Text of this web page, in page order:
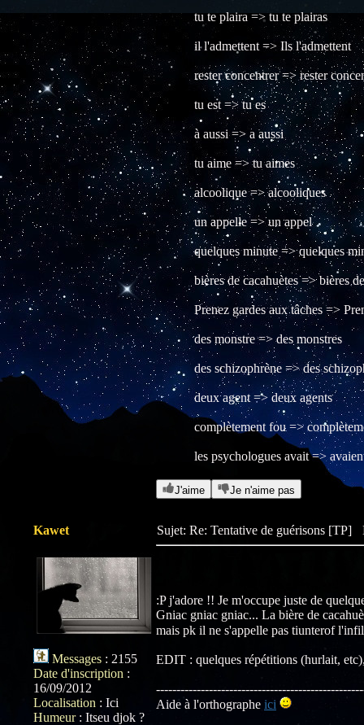
tu te plaira => tu te plairas
il l'admettent => Ils l'admettent
rester concentrer => rester
tu est => tu es
à aussi => a aussi
tu aime => tu aimes
alcoolique => alcooliques
un appelle => un appel
quelques minute => quelques
bières de cacahuètes => bières
Prenez gardes aux tâches =>
des monstre => des monstres
des schizophrène => des
deux agent => deux agents
complètement fou =>
les psychologues avait =>
J'aime Je n'aime pas
Kawet
Messages : 2155
Date d'inscription :
16/09/2012
Localisation : Ici
Humeur: Itseu djok ?
Sujet: Re: Tentative de guérisons [TP]
:P j'adore !! Je m'occupe juste de
Gniac gniac gniac... La bière de
mais pk il ne s'appelle pas tiunterof
EDIT : quelques répétitions (hurlait,
Aide à l'orthographe ici